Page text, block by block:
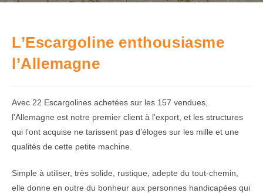
L’Escargoline enthousiasme
l’Allemagne
Avec 22 Escargolines achetées sur les 157 vendues,
l’Allemagne est notre premier client à l’export, et les structures
qui l’ont acquise ne tarissent pas d’éloges sur les mille et une
qualités de cette petite machine.
Simple à utiliser, très solide, rustique, adepte du tout-chemin,
elle donne en outre du bonheur aux personnes handicapées qui